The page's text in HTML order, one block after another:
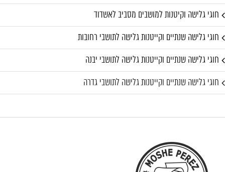
חוגי גלישה וקיטנות למושבים מסביב לאשדוד
חוגי גלישה שנתיים וקייטנות גלישה לתושבי רחובות
חוגי גלישה שנתיים וקייטנות גלישה לתושבי יבנה
חוגי גלישה שנתיים וקייטנות גלישה לתושבי גדרה